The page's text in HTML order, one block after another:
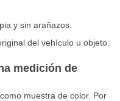
y sin arañazos.
del vehículo u objeto.
medición de
muestra de color. Por